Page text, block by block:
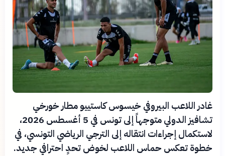
غادر اللاعب البيروفي خيسوس كاستييو مطار خورخي
تشافيز الدولي متوجهاً إلى تونس في 5 أغسطس 2026،
لاستكمال إجراءات انتقاله إلى الترجي الرياضي التونسي، في
خطوة تعكس حماس اللاعب لخوض تحدٍ احترافي جديد.